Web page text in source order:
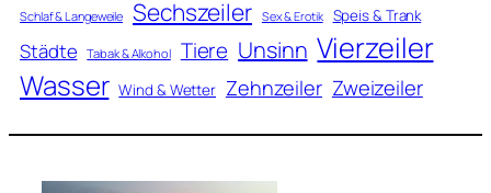
Schlaf & Langeweile Sechszeiler Sex & Erotik Speis & Trank
Städte Tabak & Alkohol Tiere Unsinn Vierzeiler
Wasser Wind & Wetter Zehnzeiler Zweizeiler